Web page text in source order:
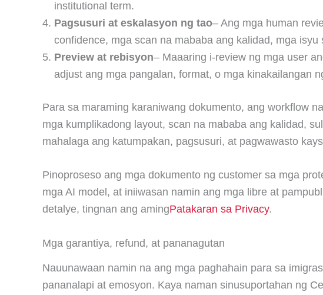
institutional term.
Pagsusuri at eskalasyon ng tao– Ang mga human
confidence, mga scan na mababa ang kalidad, mga
Preview at rebisyon– Maaaring i-review ng mga user
adjust ang mga pangalan, format, o mga kinakailangan
Para sa maraming karaniwang dokumento, ang workflow
mga kumplikadong layout, scan na mababa ang kalidad,
mahalaga ang katumpakan, pagsusuri, at pagwawasto
Pinoproseso ang mga dokumento ng customer sa mga
mga AI model, at iniiwasan namin ang mga libre at
detalye, tingnan ang amingPatakaran sa Privacy.
Mga garantiya, refund, at pananagutan
Nauunawaan namin na ang mga paghahain para sa
pananalapi at emosyon. Kaya naman sinusuportahan ng